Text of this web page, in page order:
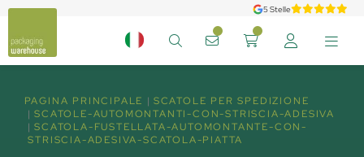
5 Stelle
PAGINA PRINCIPALE
SCATOLE PER SPEDIZIONE
SCATOLE-AUTOMONTANTI-CON-STRISCIA-ADESIVA
SCATOLA-FUSTELLATA-AUTOMONTANTE-CON-
STRISCIA-ADESIVA-SCATOLA-PIATTA